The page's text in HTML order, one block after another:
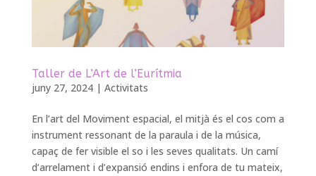
Taller de L’Art de l’Eurítmia
juny 27, 2024| Activitats
En l’art del Moviment espacial, el mitjà és el cos com a
instrument ressonant de la paraula i de la música,
capaç de fer visible el so i les seves qualitats. Un camí
d’arrelament i d’expansió endins i enfora de tu mateix,